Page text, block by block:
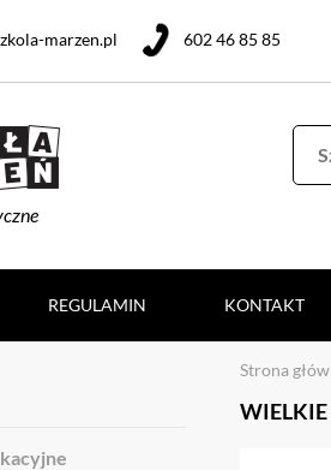
marzen.pl 602 46 85 85
REGULAMIN KONTAKT
Strona
WIELKIE